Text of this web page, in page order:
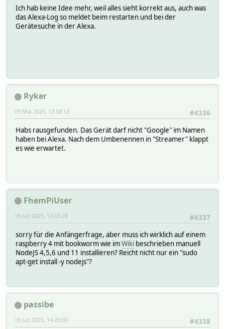
Ich hab keine Idee mehr, weil alles sieht korrekt aus, auch was
das Alexa-Log so meldet beim restarten und bei der
Gerätesuche in der Alexa.
Ryker
#4336
09 Mai 2025, 13:58:13
Habs rausgefunden. Das Gerät darf nicht "Google" im Namen
haben bei Alexa. Nach dem Umbenennen in "Streamer" klappt
es wie erwartet.
FhemPiUser
#4337
18 Juli 2025, 12:03:28
sorry für die Anfängerfrage, aber muss ich wirklich auf einem
raspberry 4 mit bookworm wie imWiki beschrieben manuell
NodeJS 4,5,6 und 11 installieren? Reicht nicht nur ein "sudo
apt-get install -y nodejs"?
passibe
#4338
18 Juli 2025, 14:20:00